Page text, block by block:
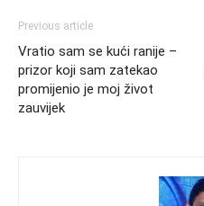
Previous article
Vratio sam se kući ranije –
prizor koji sam zatekao
promijenio je moj život
zauvijek